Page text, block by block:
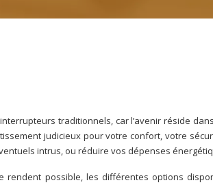
traditionnels, car l’avenir réside
judicieux pour votre confort, votre
intrus, ou réduire vos dépenses
rendent possible, les différentes options